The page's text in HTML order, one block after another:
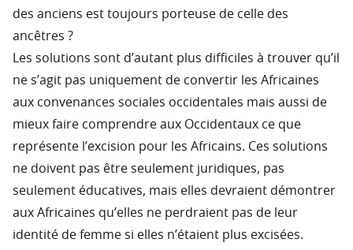
des anciens est toujours porteuse de celle des
ancêtres ?
Les solutions sont d’autant plus difficiles à trouver qu’il
ne s’agit pas uniquement de convertir les Africaines
aux convenances sociales occidentales mais aussi de
mieux faire comprendre aux Occidentaux ce que
représente l’excision pour les Africains. Ces solutions
ne doivent pas être seulement juridiques, pas
seulement éducatives, mais elles devraient démontrer
aux Africaines qu’elles ne perdraient pas de leur
identité de femme si elles n’étaient plus excisées.